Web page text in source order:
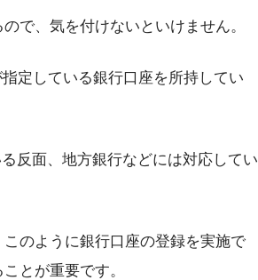
で、気を付けないといけません。
定している銀行口座を所持してい
反面、地方銀行などには対応してい
のように銀行口座の登録を実施で
とが重要です。